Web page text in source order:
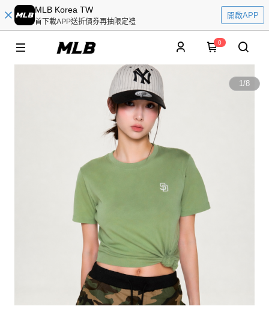
MLB Korea TW
首下載APP送折價券再抽限定禮
開啟APP
0
1/8